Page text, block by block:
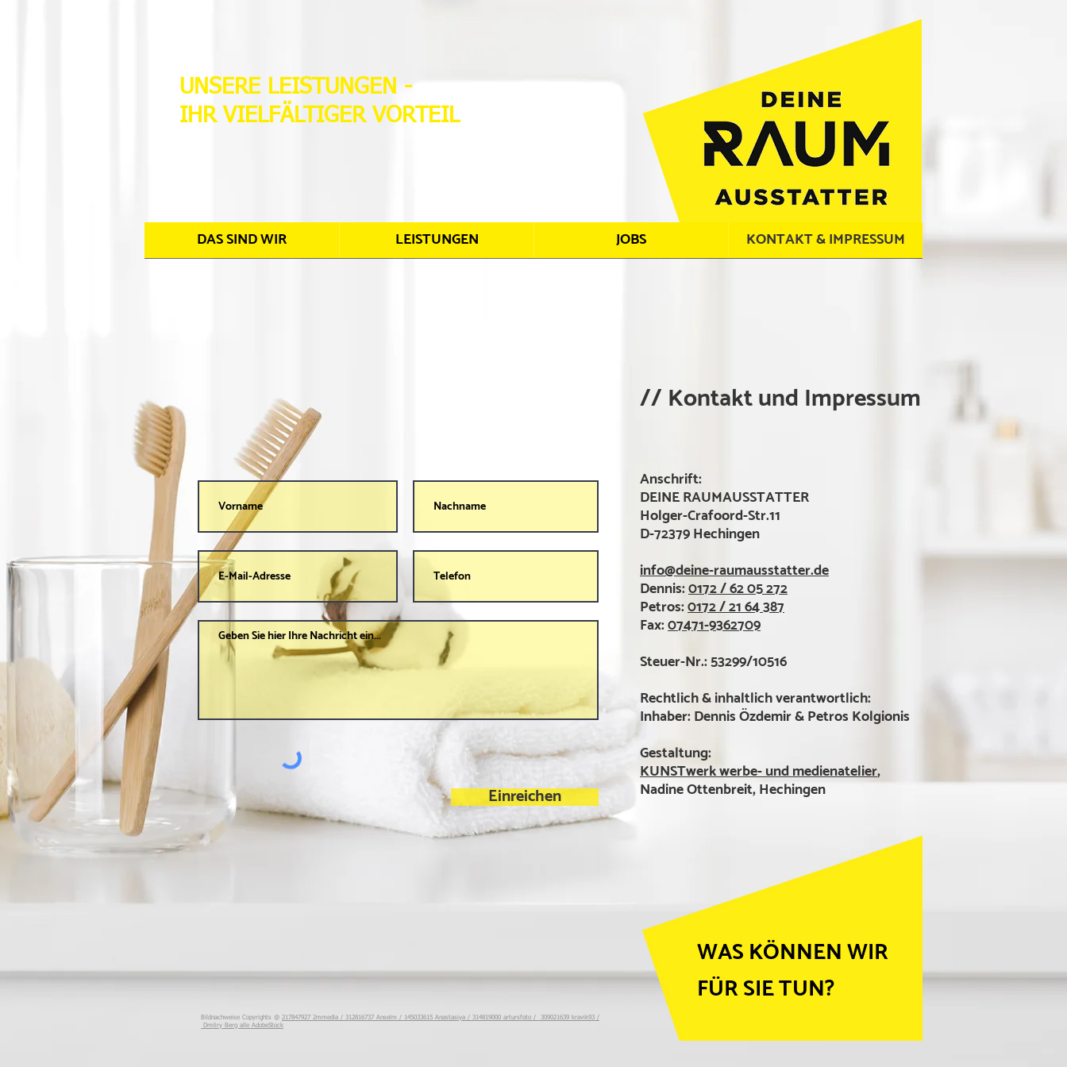
UNSERE LEISTUNGEN -
IHR VIELFÄLTIGER VORTEIL
DAS SIND WIR LEISTUNGEN JOBS KONTAKT & IMPRESSUM
Einreichen
// Kontakt und Impressum
Anschrift:
DEINE RAUMAUSSTATTER
Holger-Crafoord-Str.11
D-72379 Hechingen
info@deine-raumausstatter.de
Dennis:0172 / 62 05 272
Petros:0172 / 21 64 387
Fax:07471-9362709
Steuer-Nr.: 53299/10516
Rechtlich & inhaltlich verantwortlich:
Inhaber: Dennis Özdemir &Petros Kolgionis
Gestaltung:
KUNSTwerk werbe- und medienatelier,
Nadine Ottenbreit, Hechingen
WAS KÖNNEN WIR
FÜR SIE TUN?
Bildnachweise Copyrights @ 217847927 2mmedia / 312816737 Anselm / 145033615 Anastasiya / 314819000 artursfoto / 309021639 kravik93 /
Dmitry Berg alle AdobeStock